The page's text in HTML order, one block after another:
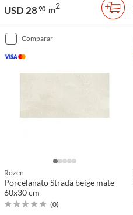
USD 2890 m2
comparar
Rozen
Porcelanato Strada beige mate
60x30 cm
(0)